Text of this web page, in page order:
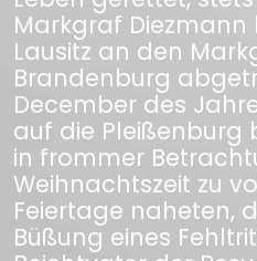
Markgraf
Lausitz an den
Brandenburg
December des
auf die Pleißenburg
in frommer
Weihnachtszeit zu
Feiertage naheten,
Büßung eines